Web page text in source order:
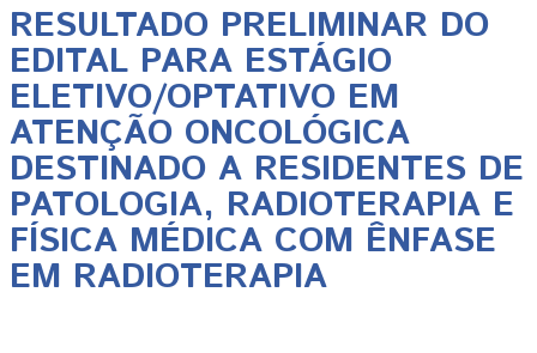
RESULTADO PRELIMINAR DO
EDITAL PARA ESTÁGIO
ELETIVO/OPTATIVO EM
ATENÇÃO ONCOLÓGICA
DESTINADO A RESIDENTES DE
PATOLOGIA, RADIOTERAPIA E
FÍSICA MÉDICA COM ÊNFASE
EM RADIOTERAPIA